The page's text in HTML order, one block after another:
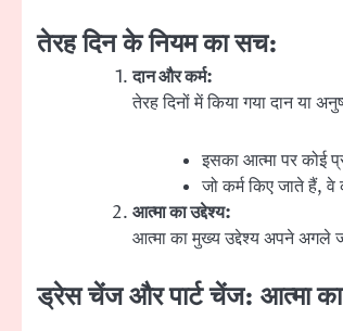
तेरह दिन के नियम का सच:
दान और कर्म:
तेरह दिनों में किया गया दान या
इसका आत्मा पर कोई
जो कर्म किए जाते हैं,
आत्मा का उद्देश्य:
आत्मा का मुख्य उद्देश्य अपने अगले
ड्रेस चेंज और पार्ट चेंज: आत्मा का